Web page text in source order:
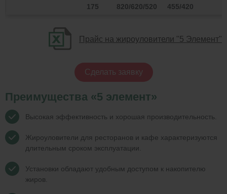
175
820/620/520 455/420
Прайс на жироуловители "5 Элемент"
Сделать заявку
Преимущества «5 элемент»
Высокая эффективность и хорошая производительность.
Жироуловители для ресторанов и кафе характеризуются
длительным сроком эксплуатации.
Установки обладают удобным доступом к накопителю
жиров.